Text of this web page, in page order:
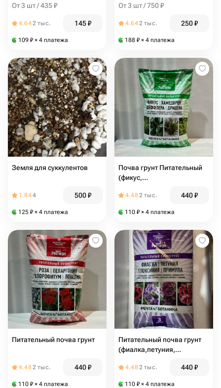
От 3 шт / 435 ₽
4.642 тыс. 145₽
109 ₽ × 4 платежа
От 3 шт / 750 ₽
4.642 тыс. 250₽
188 ₽ × 4 платежа
Земля для суккулентов
1.844 500₽
125 ₽ × 4 платежа
Почва грунт Питательный
(фикус,
драцена
4.482 тыс. 440₽
110 ₽ × 4 платежа
Питательный почва грунт
4.482 тыс. 440₽
110 ₽ × 4 платежа
Питательный почва грунт
(фиалка,петуния,
4.482 тыс. 440₽
110 ₽ × 4 платежа